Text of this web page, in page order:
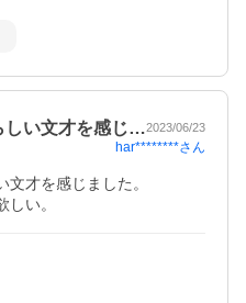
しい文才を感じ…2023/06/23
har********さん
才を感じました。
い。